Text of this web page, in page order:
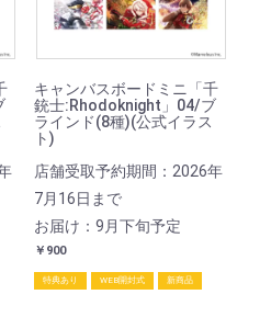
キャンバスボードミニ「千
銃士:Rhodoknight」04/ブ
ラインド(8種)(公式イラス
ト)
店舗受取予約期間：2026年
7月16日まで
お届け：9月下旬予定
￥900
特典あり WEB開封式 新商品